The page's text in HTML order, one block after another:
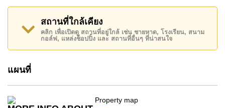
Gardens , สยามคันทรีคลับ (สนามเก่า ไร่ ริมน้ำ และโรล
ลิ่งฮิลส์), ฟีนิกซ์ โกลด์ , รพ.กรุงเทพพัทยา, รพ.กรุงเทพ
จอมเทียน
บาทต่อเดือน
โปรดทราบว่าราคาค่าเช่าที่ Cornerstone Real Estate
โฆษณาเป็นราคาสำหรับสัญญาเช่า 1 ปี และต้องวางเงิน
สถานที่ใกล้เคียง
คลิก เพื่อเปิดดู สถานที่อยู่ใกล้ เช่น ชายหาด, โรงเรียน, สนาม
กอล์ฟ, แหล่งช็อปปิ้ง และ สถานที่อื่นๆ ที่น่าสนใจ
แผนที่